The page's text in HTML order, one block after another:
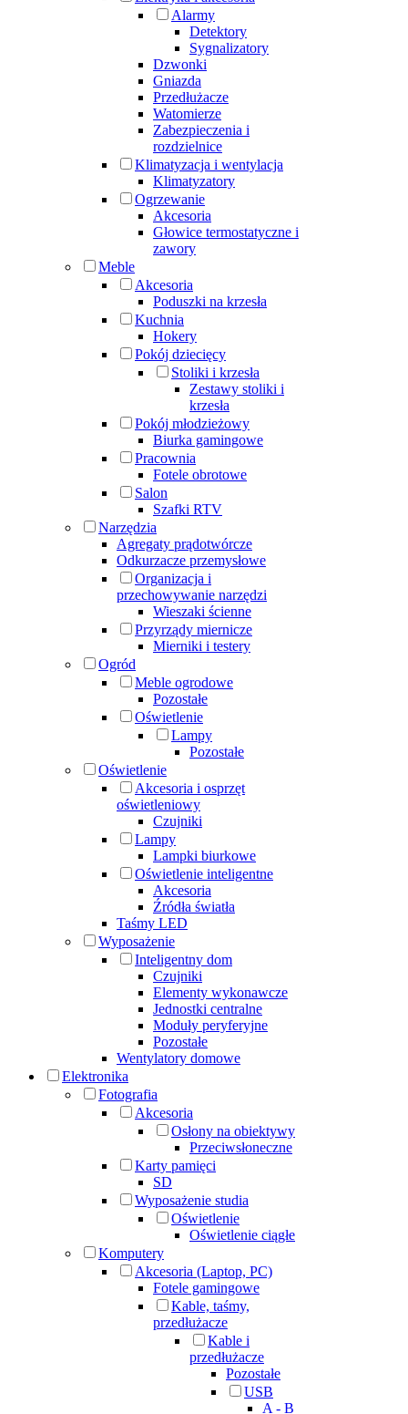
Alarmy
Detektory
Sygnalizatory
Dzwonki
Gniazda
Przedłużacze
Watomierze
Zabezpieczenia i
rozdzielnice
Klimatyzacja i wentylacja
Klimatyzatory
Ogrzewanie
Akcesoria
Głowice termostatyczne i
zawory
Meble
Akcesoria
Poduszki na krzesła
Kuchnia
Hokery
Pokój dziecięcy
Stoliki i krzesła
Zestawy stoliki i
krzesła
Pokój młodzieżowy
Biurka gamingowe
Pracownia
Fotele obrotowe
Salon
Szafki RTV
Narzędzia
Agregaty prądotwórcze
Odkurzacze przemysłowe
Organizacja i
przechowywanie narzędzi
Wieszaki ścienne
Przyrządy miernicze
Mierniki i testery
Ogród
Meble ogrodowe
Pozostałe
Oświetlenie
Lampy
Pozostałe
Oświetlenie
Akcesoria i osprzęt
oświetleniowy
Czujniki
Lampy
Lampki biurkowe
Oświetlenie inteligentne
Akcesoria
Źródła światła
Taśmy LED
Wyposażenie
Inteligentny dom
Czujniki
Elementy wykonawcze
Jednostki centralne
Moduły peryferyjne
Pozostałe
Wentylatory domowe
Elektronika
Fotografia
Akcesoria
Osłony na obiektywy
Przeciwsłoneczne
Karty pamięci
SD
Wyposażenie studia
Oświetlenie
Oświetlenie ciągłe
Komputery
Akcesoria (Laptop, PC)
Fotele gamingowe
Kable, taśmy,
przedłużacze
Kable i
przedłużacze
Pozostałe
USB
A - B